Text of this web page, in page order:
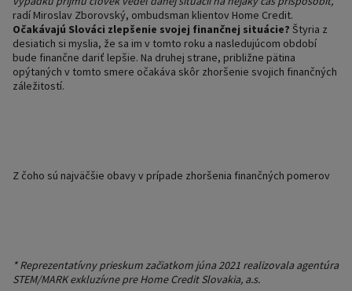
radí Miroslav Zborovský, ombudsman klientov Home Credit.
Očakávajú Slováci zlepšenie svojej finančnej situácie? Štyria z
desiatich si myslia, že sa im v tomto roku a nasledujúcom období
bude finančne dariť lepšie. Na druhej strane, približne pätina
opýtaných v tomto smere očakáva skôr zhoršenie svojich finančných
záležitostí.
Z čoho sú najväčšie obavy v prípade zhoršenia finančných pomerov
* Reprezentatívny prieskum začiatkom júna 2021 realizovala agentúra
STEM/MARK exkluzívne pre Home Credit Slovakia, a.s.